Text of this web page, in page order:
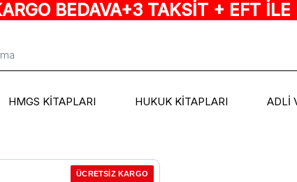
BEDAVA+3 TAKSİT + EFT
HMGS KİTAPLARI HUKUK KİTAPLARI ADLİ
ÜCRETSİZ KARGO